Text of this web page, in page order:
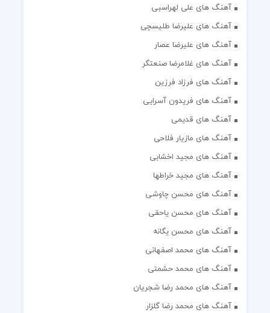
آهنگ های علی لهراسبی
آهنگ های علیرضا طلیسچی
آهنگ های علیرضا عصار
آهنگ های غلامرضا صنعتگر
آهنگ های فرزاد فرزین
آهنگ های فریدون آسرایی
آهنگ های قدیمی
آهنگ های مازیار فلاحی
آهنگ های مجید اخشابی
آهنگ های مجید خراطها
آهنگ های محسن چاوشی
آهنگ های محسن یاحقی
آهنگ های محسن یگانه
آهنگ های محمد اصفهانی
آهنگ های محمد حشمتی
آهنگ های محمد رضا شجریان
آهنگ های محمد رضا گلزار